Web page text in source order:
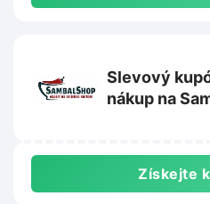
Slevový
nákup na
Získejte